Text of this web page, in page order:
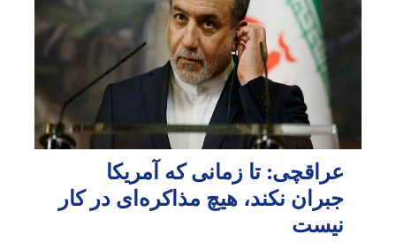
عراقچی: تا زمانی که آمریکا
جبران نکند، هیچ مذاکره‌ای در کار
نیست